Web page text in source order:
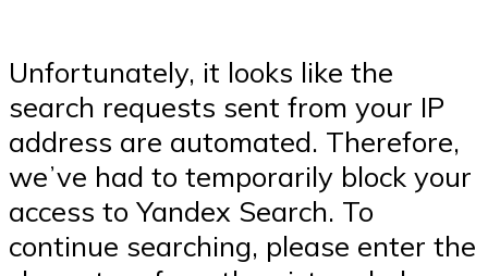
Unfortunately, it looks like the
search requests sent from your IP
address are automated. Therefore,
weʼve had to temporarily block your
access to Yandex Search. To
continue searching, please enter the